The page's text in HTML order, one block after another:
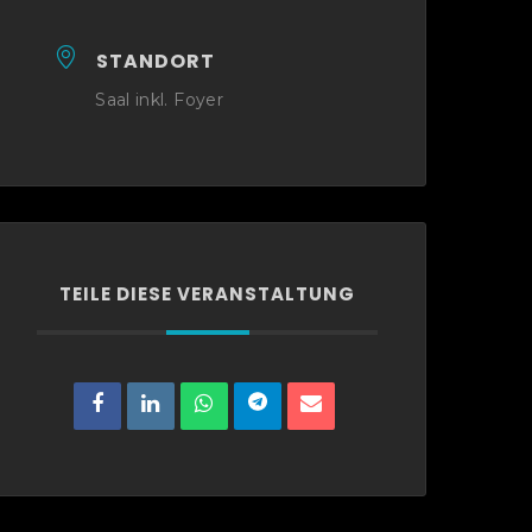
STANDORT
Saal inkl. Foyer
TEILE DIESE VERANSTALTUNG